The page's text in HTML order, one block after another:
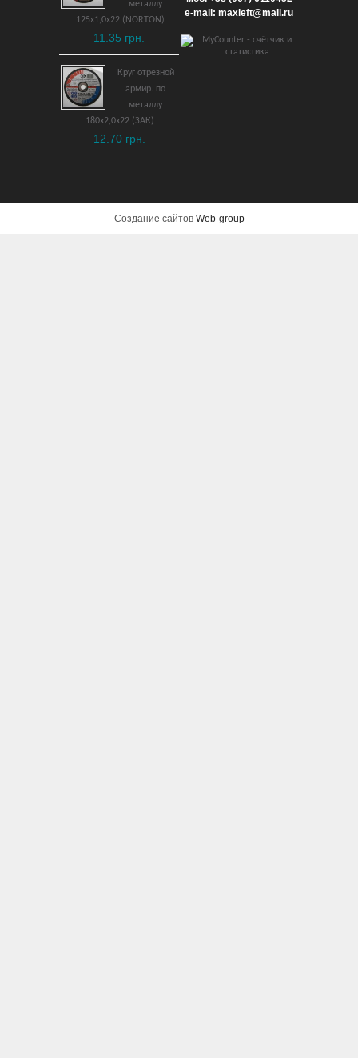
9,029 грн.
ДОБАВИТЬ В КОРЗИНУ
металлу
125х1,0х22 (NORTON)
11.35 грн.
Круг отрезной
армир. по
металлу
180х2,0х22 (ЗАК)
12.70 грн.
e-mail: maxleft@mail.ru
Создание сайтов Web-group